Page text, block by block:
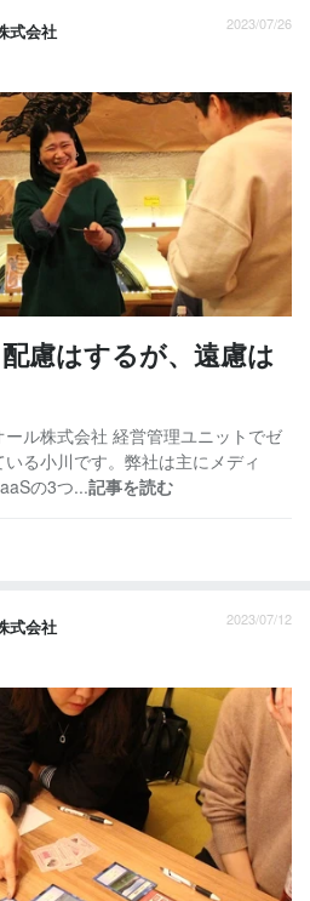
式会社 2023/07/26
慮はするが、遠慮は
ル株式会社 経営管理ユニットでゼ
る小川です。弊社は主にメディ
の3つ...記事を読む
式会社 2023/07/12